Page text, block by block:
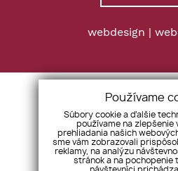
webdesign |
Používame
Súbory cookie a ďalšie
používame na zlepšenie
prehliadania našich
sme vám zobrazovali
reklamy, na analýzu
stránok a na pochopenie